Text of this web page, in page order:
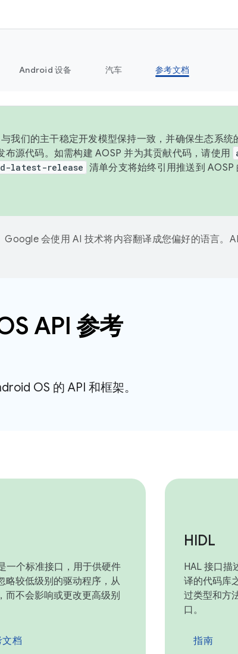
Android 设备 汽车 参考文档
我们的主干稳定开发模型保持一致，并确保生态系
布源代码。如需构建 AOSP 并为其贡献代码，请使用
latest-release 清单分支将始终引用推送到
Google 会使用 AI 技术将内容翻译成您偏好的语言。
API 参考
OS 的 API 和框架。
一个标准接口，用于供硬件
略较低级别的驱动程序，从
而不会影响或更改更高级别
档
HIDL
HAL 接口描
译的代码库
过类型和方
口。
指南